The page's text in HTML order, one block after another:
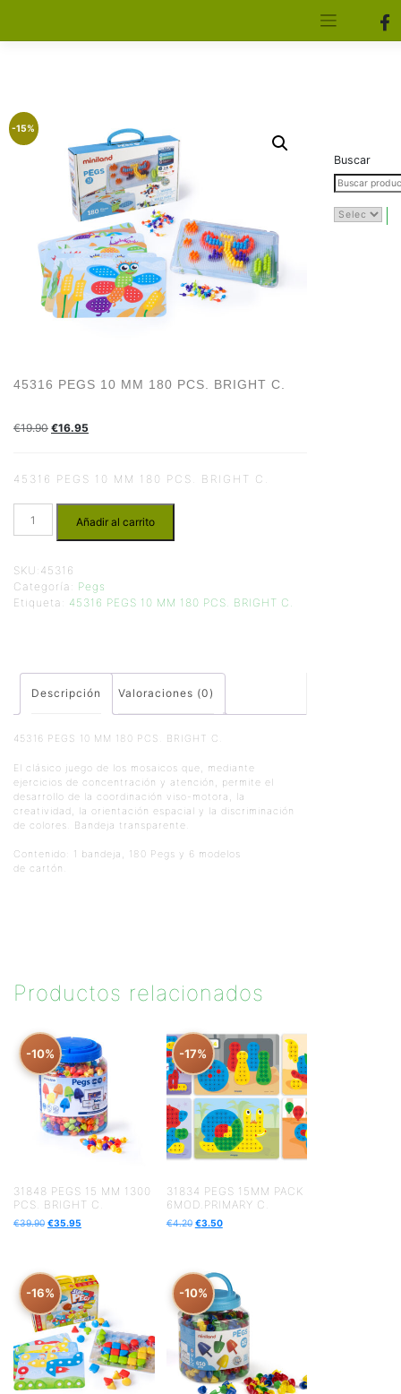
-15%
45316 PEGS 10 MM 180 PCS. BRIGHT C.
€19.90 €16.95
45316 PEGS 10 MM 180 PCS. BRIGHT C.
Añadir al carrito
SKU: 45316
Categoría: Pegs
Etiqueta: 45316 PEGS 10 MM 180 PCS. BRIGHT C.
Descripción Valoraciones (0)
45316 PEGS 10 MM 180 PCS. BRIGHT C.
El clásico juego de los mosaicos que, mediante
ejercicios de concentración y atención, permite el
desarrollo de la coordinación viso-motora, la
creatividad, la orientación espacial y la discriminación
de colores. Bandeja transparente.
Contenido: 1 bandeja, 180 Pegs y 6 modelos
de cartón.
Productos relacionados
-10%
31848 PEGS 15 MM 1300
PCS. BRIGHT C.
€39.90 €35.95
-17%
31834 PEGS 15MM PACK
6MOD.PRIMARY C.
€4.20 €3.50
-16% -10%
Buscar